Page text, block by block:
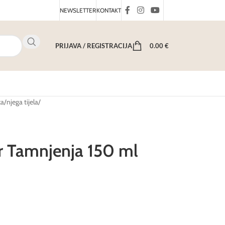
NEWSLETTERKONTAKT
PRIJAVA / REGISTRACIJA 0.00€
/njega tijela/
Tamnjenja 150 ml